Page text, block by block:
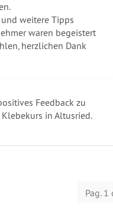
weitere Tipps
waren begeistert
herzlichen Dank
Feedback zu
in Altusried.
Pag. 1